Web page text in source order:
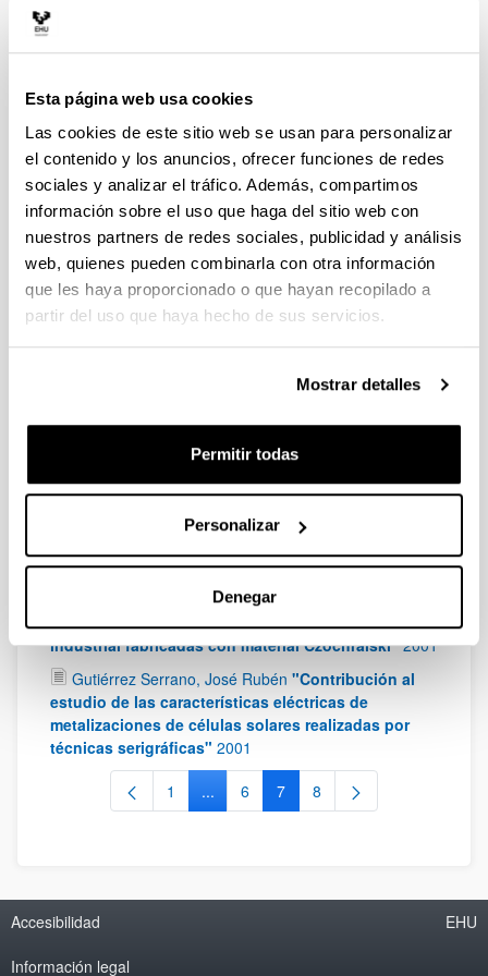
Esta página web usa cookies
Las cookies de este sitio web se usan para personalizar
el contenido y los anuncios, ofrecer funciones de redes
sociales y analizar el tráfico. Además, compartimos
información sobre el uso que haga del sitio web con
nuestros partners de redes sociales, publicidad y análisis
web, quienes pueden combinarla con otra información
que les haya proporcionado o que hayan recopilado a
partir del uso que haya hecho de sus servicios.
Mostrar detalles
Permitir todas
Personalizar
Denegar
la comprobación de circuitos electrónicos digitales
de comunicaciones en trenes"
Bidarte Peraita, Unai"Arquitectura basada en
Cores para control de transferencias de datos en
2004
Etxebarria Egizabal, Ainhoa"Control y
monitorización remota de circuitos electrónicos
configurables mediante navegadores HTTP" 2004
Salaverría Garnacho, Ángel"Nueva metodología
"Realización de modelos
secuencias de imágenes" 2001
Martínez Santos, Víctor Enrique"Estudio de la
sistemática de obtención de las características
aplicables a líneas de producción" 2001
Bueno Mendieta, Gorka"Estudio de mecanismos
de recombinación en células solares de aplicación
industrial fabricadas con material Czochralski" 2001
Gutiérrez Serrano, José Rubén "Contribución al
estudio de las características eléctricas de
metalizaciones de células solares realizadas por
técnicas serigráficas" 2001
Página
1 ...Páginas intermedias Use TAB para
Página
6 Página
7 Página
8
Accesibilidad
Información legal
EHU